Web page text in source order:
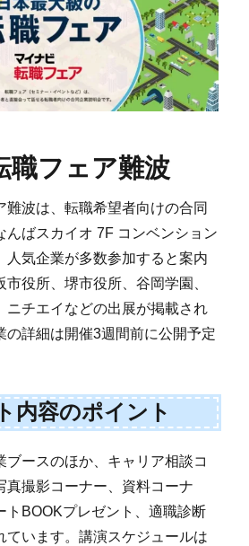
職フェア難波
難波は、転職希望者向けの合同
んばスカイオ 7F コンベンション
人気企業が多数参加すると案内
市役所、堺市役所、谷岡学園、
ニチエイなどの出展が掲載され
の詳細は開催3週間前に公開予定
内容のポイント
ブースのほか、キャリア相談コ
真撮影コーナー、資料コーナ
トBOOKプレゼント、適職診断
ています。講演スケジュールは